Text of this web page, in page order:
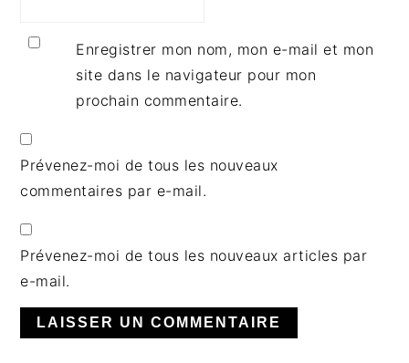
Enregistrer mon nom, mon e-mail et mon
site dans le navigateur pour mon
prochain commentaire.
Prévenez-moi de tous les nouveaux
commentaires par e-mail.
Prévenez-moi de tous les nouveaux articles par
e-mail.